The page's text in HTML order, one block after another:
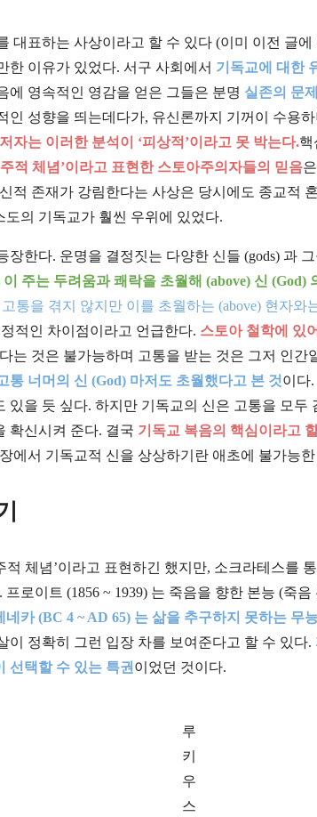
대표하는 사상이라고 할 수 있다 (이미 이전 글
한 이유가 있었다. 서구 사회에서 기독교에 대한
에 영속적인 영감을 얻은 그들은 분명 실존의 문
인 성향을 띄는데다가, 유신론까지 기꺼이 수용
저자는 이러한 분석이 ‘피상적’이라고 못 박는다.핵
적 체념’이라고 표현한 스토아주의자들의 믿음은
적 존재가 강림한다는 사상은 당시에도 종교적
의 기독교가 훨씬 우위에 있었다.
한다. 운명을 결정짓는 다양한 신들 (gods) 과
주는 두려움과 쾌락을 초월해 (above) 신 (God)
통을 겪지 않지만 이를 초월하는 (above) 현자와
적인 차이점이라고 언급한다. 스토아 철학에 있
는 것은 불가능하며 고통을 받는 것은 그저 인간
통 너머의 신 (God) 마저도 초월했다고 본 것이다
있을 듯 싶다. 하지만 기독교의 신은 고통을 모두
확신시켜 준다. 결국 기독교 복음의 핵심이라고
에서 기독교적 신을 상상하기란 애초에 불가능
적 체념’이라고 표현하긴 했지만, 소크라테스를
로이트 (1856 ~ 1939) 는 죽음을 향한 본능 (죽
네카 (BC 4 ~ AD 65) 는 삶을 추구하지 못하는 무
이 정확히 그런 입장 차를 보여준다고 할 수 있다.
선택할 수 있는 특권 이었던 것이다.
루
키
우
스